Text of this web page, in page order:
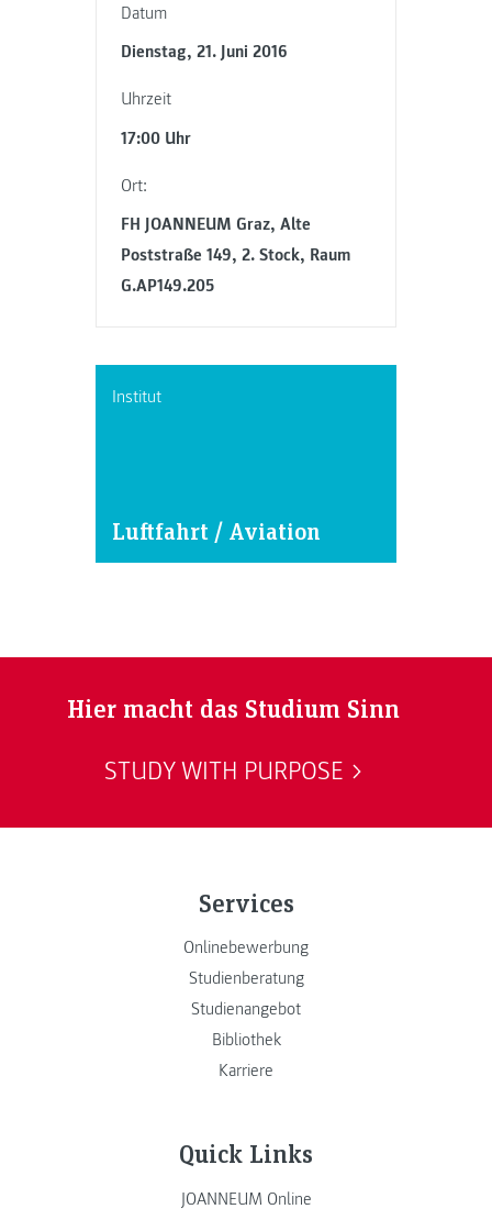
Datum
Dienstag, 21. Juni 2016
Uhrzeit
17:00 Uhr
Ort:
FH JOANNEUM Graz, Alte
Poststraße 149, 2. Stock, Raum
G.AP149.205
Institut
Luftfahrt / Aviation
Hier macht das Studium Sinn
STUDY WITH PURPOSE
Services
Onlinebewerbung
Studienberatung
Studienangebot
Bibliothek
Karriere
Quick Links
JOANNEUM Online